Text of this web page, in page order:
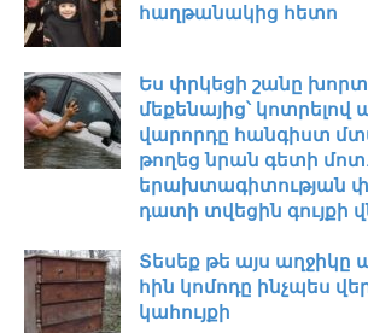
հաղթանակից հետո
Ես փրկեցի շանը
մեքենայից՝
վարորդը հանգիստ
թողեց նրան գետի
երախտագիտության
դատի տվեցին գույքի
Տեսեք թե այս աղջիկը
հին կոմոդը ինչպես
կահույքի